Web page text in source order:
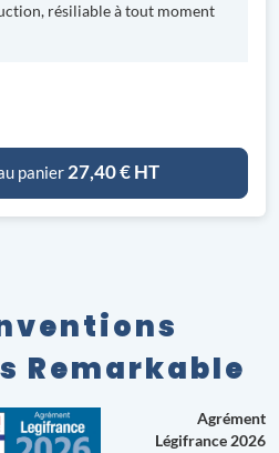
résiliable à tout moment
panier 27,40€ HT
Remarkable
Agrément
Légifrance 2026